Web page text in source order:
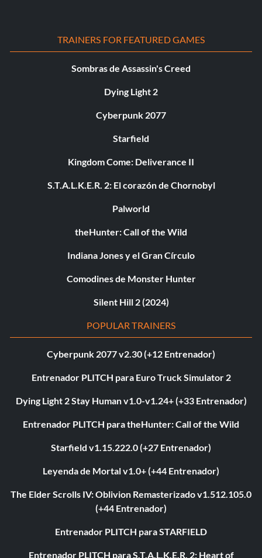
TRAINERS FOR FEATURED GAMES
Sombras de Assassin's Creed
Dying Light 2
Cyberpunk 2077
Starfield
Kingdom Come: Deliverance II
S.T.A.L.K.E.R. 2: El corazón de Chornobyl
Palworld
theHunter: Call of the Wild
Indiana Jones y el Gran Círculo
Comodines de Monster Hunter
Silent Hill 2 (2024)
POPULAR TRAINERS
Cyberpunk 2077 v2.30 (+12 Entrenador)
Entrenador PLITCH para Euro Truck Simulator 2
Dying Light 2 Stay Human v1.0-v1.24+ (+33 Entrenador)
Entrenador PLITCH para theHunter: Call of the Wild
Starfield v1.15.222.0 (+27 Entrenador)
Leyenda de Mortal v1.0+ (+44 Entrenador)
The Elder Scrolls IV: Oblivion Remasterizado v1.512.105.0
(+44 Entrenador)
Entrenador PLITCH para STARFIELD
Entrenador PLITCH para S.T.A.L.K.E.R. 2: Heart of